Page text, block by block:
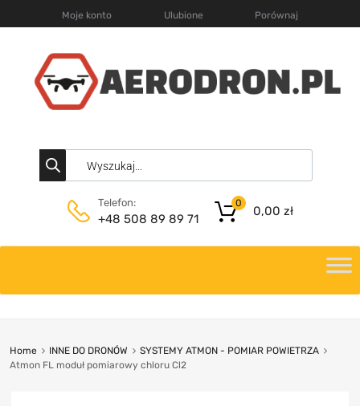
Moje konto Ulubione Porównaj
Telefon:
+48 508 89 89 71
0,00 zł
0
Home INNE DO DRONÓW
SYSTEMY ATMON - POMIAR POWIETRZA
Atmon FL moduł pomiarowy chloru Cl2